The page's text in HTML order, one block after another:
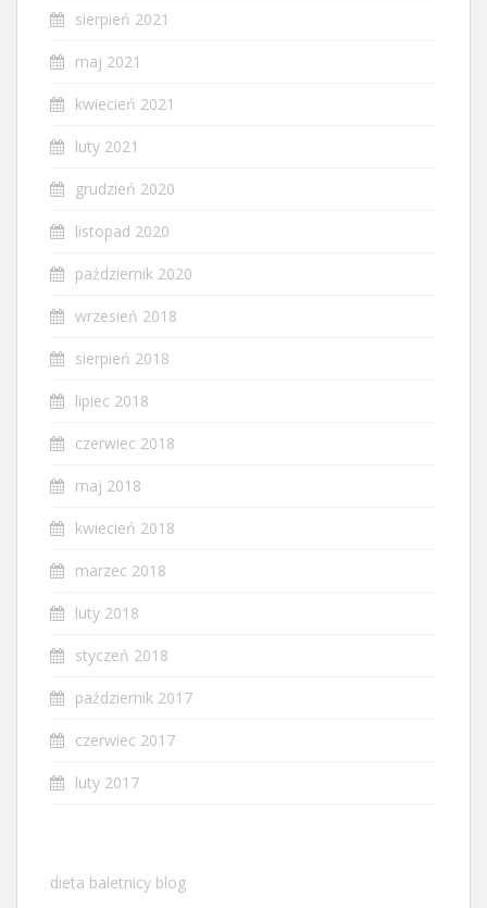
sierpień 2021
maj 2021
kwiecień 2021
luty 2021
grudzień 2020
listopad 2020
październik 2020
wrzesień 2018
sierpień 2018
lipiec 2018
czerwiec 2018
maj 2018
kwiecień 2018
marzec 2018
luty 2018
styczeń 2018
październik 2017
czerwiec 2017
luty 2017
dieta baletnicy blog